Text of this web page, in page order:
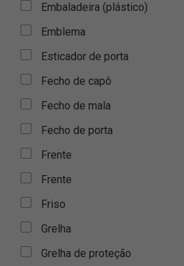
Embaladeira (plástico)
Emblema
Esticador de porta
Fecho de capô
Fecho de mala
Fecho de porta
Frente
Frente
Friso
Grelha
Grelha de proteção